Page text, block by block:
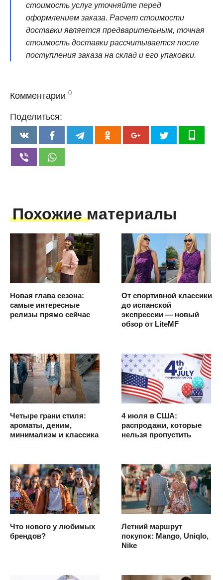
стоимость услуг уточняйте перед
оформлением заказа. Расчет стоимости
доставки является предварительным, точная
стоимость доставки рассчитывается после
поступления заказа на склад и его упаковки.
Комментарии 0
Поделиться:
Похожие материалы
Новая глава сезона:
самые интересные
релизы прямо сейчас
От спортивной классики
до испанской
экспрессии — новый
обзор от LiteMF
Четыре грани стиля:
ароматы, деним,
минимализм и классика
4 июля в США:
распродажи, которые
нельзя пропустить
Что нового у любимых
брендов?
Летний маршрут
покупок: Mango, Uniqlo,
Nike